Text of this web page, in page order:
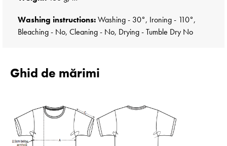
Washing instructions:Washing - 30°, Ironing - 110°,
Bleaching - No, Cleaning - No, Drying - Tumble Dry No
Ghid de mărimi